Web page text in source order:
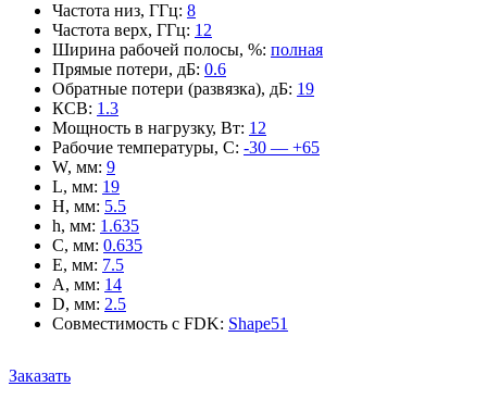
Частота низ, ГГц: 8
Частота верх, ГГц: 12
Ширина рабочей полосы, %: полная
Прямые потери, дБ: 0.6
Обратные потери (развязка), дБ: 19
КСВ: 1.3
Мощность в нагрузку, Вт: 12
Рабочие температуры, С: -30 — +65
W, мм: 9
L, мм: 19
H, мм: 5.5
h, мм: 1.635
C, мм: 0.635
E, мм: 7.5
A, мм: 14
D, мм: 2.5
Совместимость с FDK: Shape51
Заказать